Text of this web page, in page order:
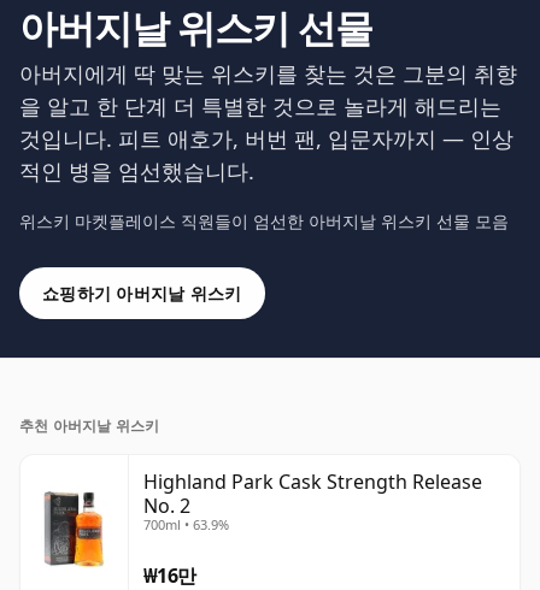
아버지날 위스키 선물
아버지에게 딱 맞는 위스키를 찾는 것은 그분의 취향
을 알고 한 단계 더 특별한 것으로 놀라게 해드리는
것입니다. 피트 애호가, 버번 팬, 입문자까지 — 인상
적인 병을 엄선했습니다.
위스키 마켓플레이스 직원들이 엄선한 아버지날 위스키 선물 모음
쇼핑하기 아버지날 위스키
추천 아버지날 위스키
Highland Park Cask Strength Release
No. 2
700ml • 63.9%
₩16만